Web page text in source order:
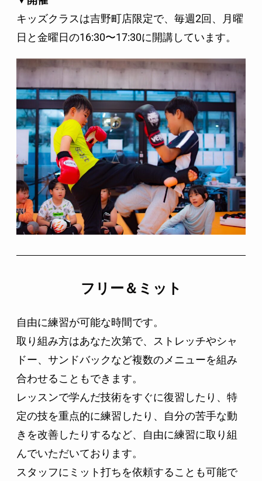
キッズクラスは吉野町店限定で、毎週2回、月曜
日と金曜日の16:30〜17:30に開講しています。
フリー＆ミット
自由に練習が可能な時間です。
取り組み方はあなた次第で、 ストレッチやシャ
ドー、サンドバックなど複数のメニューを組み
合わせることもできます。
レッスンで学んだ技術をすぐに復習したり、特
定の技を重点的に練習したり、自分の苦手な動
きを改善したりするなど、自由に練習に取り組
んでいただいております。
スタッフにミット打ちを依頼することも可能で